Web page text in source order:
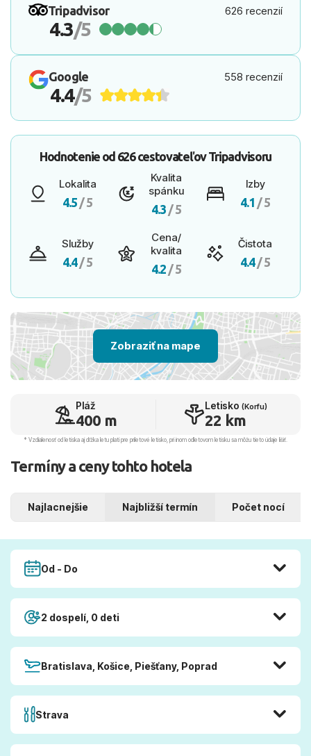
Tripadvisor 626 recenzií
4.3/5
Google 558 recenzií
4.4/5
Hodnotenie od 626 cestovateľovTripadvisoru
Lokalita
4.5 / 5
Kvalita
spánku
4.3 / 5
Izby
4.1 / 5
Služby
4.4/ 5
Cena/
kvalita
4.2 / 5
Čistota
4.4/ 5
Zobraziť na mape
Pláž
400 m
Letisko (Korfu)
22 km
* Vzdialenosť od letiska aj dľžka letu platí pre príletové letisko, pri inom odletovom letisku sa môžu tieto údaje líšiť.
Termíny a ceny tohto hotela
Najlacnejšie Najbližší termín Počet nocí
Od - Do
2 dospelí, 0 deti
Bratislava, Košice, Piešťany, Poprad
Strava